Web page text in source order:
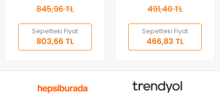
845,96 TL
Sepetteki Fiyat
803,66 TL
491,40 TL
Sepetteki Fiyat
466,83 TL